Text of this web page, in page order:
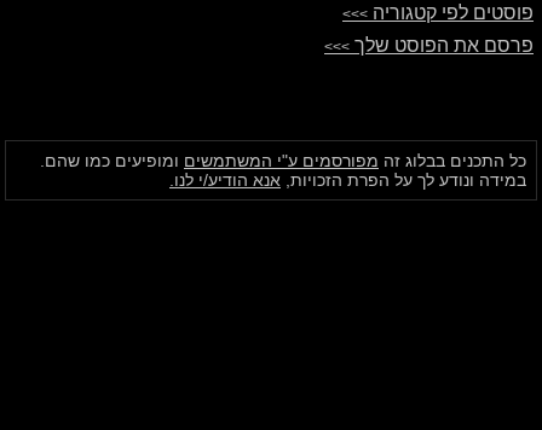
פוסטים לפי קטגוריה >>>
פרסם את הפוסט שלך >>>
כל התכנים בבלוג זה מפורסמים ע"י המשתמשים ומופיעים כמו שהם.
במידה ונודע לך על הפרת הזכויות, אנא הודיע/י לנו.